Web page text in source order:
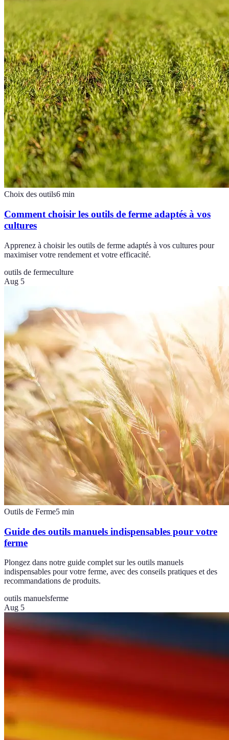
Choix des outils6 min
Comment choisir les outils de ferme adaptés à vos
cultures
Apprenez à choisir les outils de ferme adaptés à vos cultures pour
maximiser votre rendement et votre efficacité.
outils de fermeculture
Aug 5
Outils de Ferme5 min
Guide des outils manuels indispensables pour votre
ferme
Plongez dans notre guide complet sur les outils manuels
indispensables pour votre ferme, avec des conseils pratiques et des
recommandations de produits.
outils manuelsferme
Aug 5